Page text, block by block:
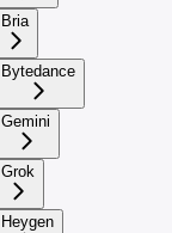
Bria
Bytedance
Gemini
Grok
Heygen